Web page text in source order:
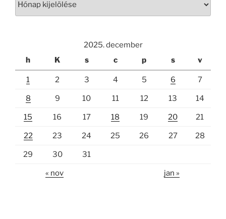
2025. december
h
K s c p s v
1 2 3 4 5 6 7
8 9 10 11 12 13 14
15 16 17 18 19 20 21
22 23 24 25 26 27 28
29 30 31
« nov jan »